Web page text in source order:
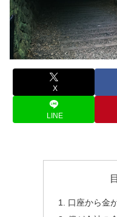
X
LINE
口座から金